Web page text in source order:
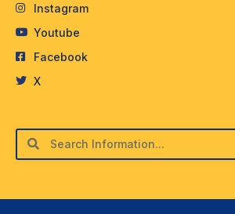
Instagram
Youtube
Facebook
X